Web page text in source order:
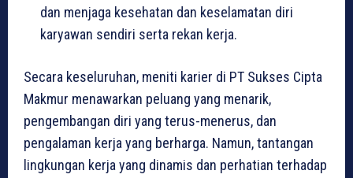
dan menjaga kesehatan dan keselamatan diri
karyawan sendiri serta rekan kerja.
Secara keseluruhan, meniti karier di PT Sukses Cipta
Makmur menawarkan peluang yang menarik,
pengembangan diri yang terus-menerus, dan
pengalaman kerja yang berharga. Namun, tantangan
lingkungan kerja yang dinamis dan perhatian terhadap